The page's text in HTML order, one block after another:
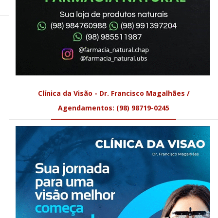
Clínica da Visão - Dr. Francisco Magalhães /
Agendamentos: (98) 98719-0245